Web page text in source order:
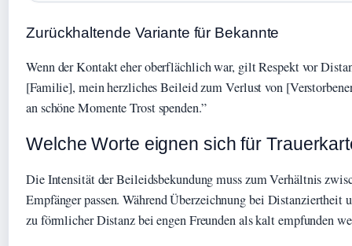
Zurückhaltende Variante für Bekannte
Wenn der Kontakt eher oberflächlich war, gilt Respekt vor
[Familie], mein herzliches Beileid zum Verlust von
an schöne Momente Trost spenden.”
Welche Worte eignen sich für
Die Intensität der Beileidsbekundung muss zum Verhältnis
Empfänger passen. Während Überzeichnung bei Distanziertheit
zu förmlicher Distanz bei engen Freunden als kalt empfunden